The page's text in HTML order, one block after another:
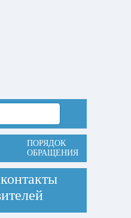
ПОРЯДОК
ОБРАЩЕНИЯ